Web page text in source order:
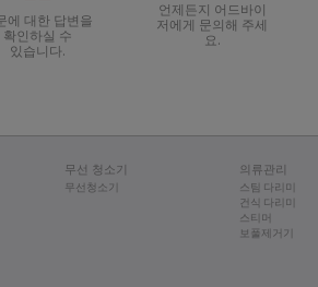
관련하여 프랑스/유럽 기준을 준수합니다.
오.
공인수리센터의 점검을 받으세요.
십시오: 칼날은 용기에 올바르게 장착되어야 합
에 대한 답변을
확인하실 수
있습니다.
언제든지 어드바이
저에게 문의해 주세
요.
무선 청소기
무선청소기
의류관리
스팀 다리미
건식 다리미
스티머
보풀제거기